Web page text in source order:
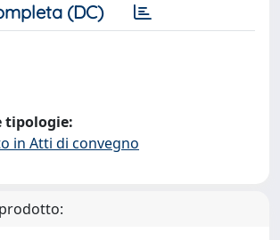
(DC)
tipologie:
in Atti di convegno